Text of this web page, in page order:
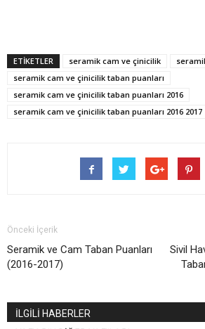
ETİKETLER seramik cam ve çinicilik
seramik cam ve çinicilik taban puanları
seramik cam ve çinicilik taban puanları 2016
seramik cam ve çinicilik taban puanları 2016 2017
Önceki İçerik
Seramik ve Cam Taban Puanları
(2016-2017)
Sivil
İLGİLİ HABERLER